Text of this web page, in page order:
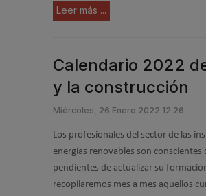
Leer más ...
Calendario 2022
y la construcción
Miércoles, 26 Enero 2022 12:26
Los profesionales del sector de las
energías renovables son conscientes
pendientes de actualizar su
recopilaremos mes a mes aquellos